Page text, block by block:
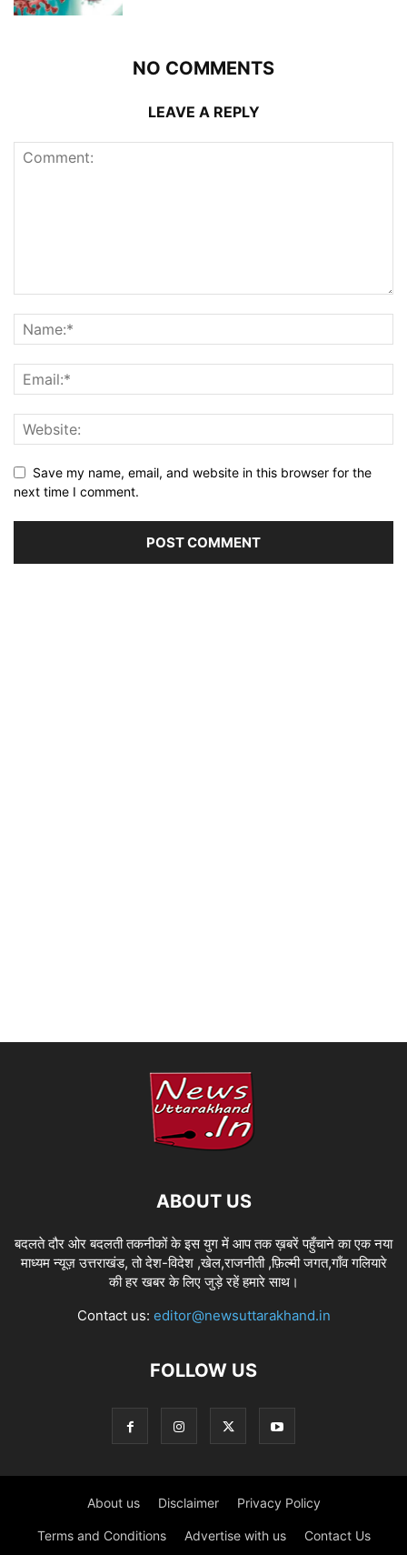
NO COMMENTS
LEAVE A REPLY
Save my name, email, and website in this browser for the
next time I comment.
ABOUT US
बदलते दौर ओर बदलती तकनीकों के इस युग में आप तक ख़बरें पहुँचाने का एक नया
माध्यम न्यूज़ उत्तराखंड, तो देश-विदेश ,खेल,राजनीती ,फ़िल्मी जगत,गाँव गलियारे
की हर खबर के लिए जुड़े रहें हमारे साथ।
Contact us: editor@newsuttarakhand.in
FOLLOW US
About us Disclaimer Privacy Policy
Terms and Conditions Advertise with us Contact Us